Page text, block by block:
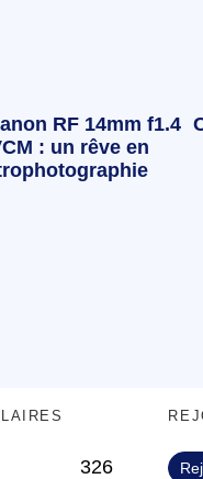
RF 14mm f1.4
: un rêve en
326